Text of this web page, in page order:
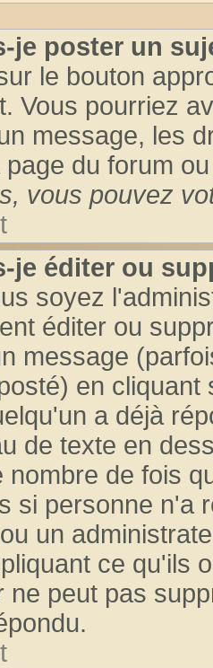
je poster un
le bouton
Vous pourriez
message, les
page du forum
vous pouvez
je éditer ou
soyez
éditer ou
message
en
a déjà
de texte en
nombre de fois
si personne n'a
un
ce qu'ils
ne peut pas